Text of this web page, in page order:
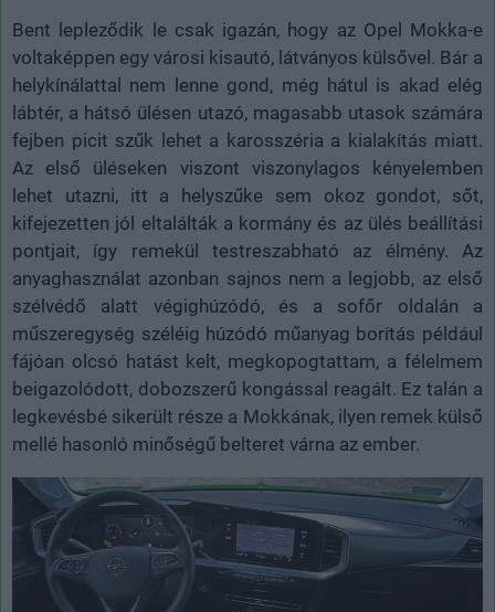
Bent lepleződik le csak igazán, hogy az Opel Mokka-e
voltaképpen egy városi kisautó, látványos külsővel. Bár a
helykínálattal nem lenne gond, még hátul is akad elég
lábtér, a hátsó ülésen utazó, magasabb utasok számára
fejben picit szűk lehet a karosszéria a kialakítás miatt.
Az első üléseken viszont viszonylagos kényelemben
lehet utazni, itt a helyszűke sem okoz gondot, sőt,
kifejezetten jól eltalálták a kormány és az ülés beállítási
pontjait, így remekül testreszabható az élmény. Az
anyaghasználat azonban sajnos nem a legjobb, az első
szélvédő alatt végighúzódó, és a sofőr oldalán a
műszeregység széléig húzódó műanyag borítás például
fájóan olcsó hatást kelt, megkopogtattam, a félelmem
beigazolódott, dobozszerű kongással reagált. Ez talán a
legkevésbé sikerült része a Mokkának, ilyen remek külső
mellé hasonló minőségű belteret várna az ember.